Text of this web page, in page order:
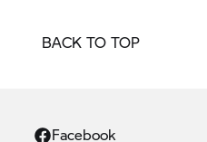
BACK TO TOP
Facebook